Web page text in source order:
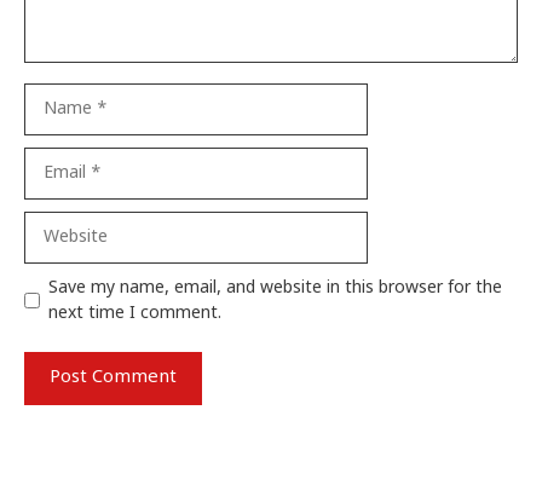
Website
Save my name, email, and website in this browser for the
next time I comment.